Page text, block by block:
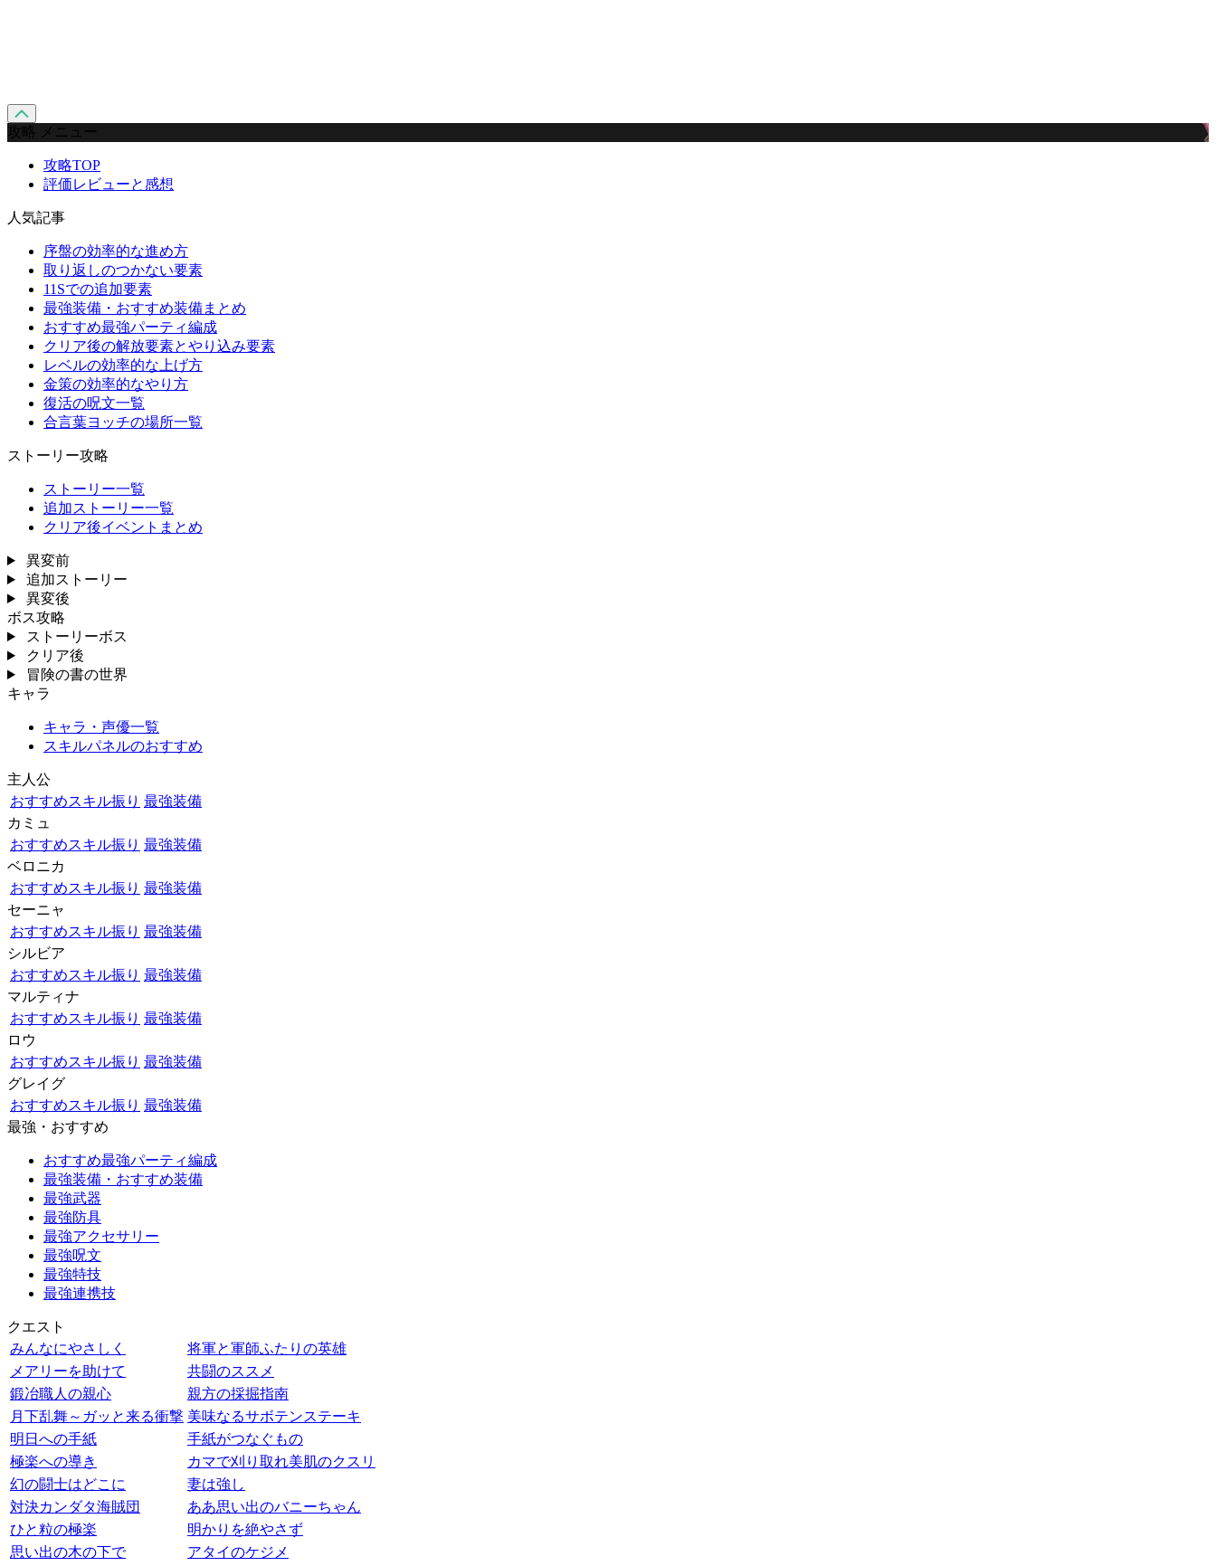
攻略 メニュー
攻略TOP
評価レビューと感想
人気記事
序盤の効率的な進め方
取り返しのつかない要素
11Sでの追加要素
最強装備・おすすめ装備まとめ
おすすめ最強パーティ編成
クリア後の解放要素とやり込み要素
レベルの効率的な上げ方
金策の効率的なやり方
復活の呪文一覧
合言葉ヨッチの場所一覧
ストーリー攻略
ストーリー一覧
追加ストーリー一覧
クリア後イベントまとめ
異変前
追加ストーリー
異変後
ボス攻略
ストーリーボス
クリア後
冒険の書の世界
キャラ
キャラ・声優一覧
スキルパネルのおすすめ
主人公
おすすめスキル振り 最強装備
カミュ
おすすめスキル振り 最強装備
ベロニカ
おすすめスキル振り 最強装備
セーニャ
おすすめスキル振り 最強装備
シルビア
おすすめスキル振り 最強装備
マルティナ
おすすめスキル振り 最強装備
ロウ
おすすめスキル振り 最強装備
グレイグ
おすすめスキル振り 最強装備
最強・おすすめ
おすすめ最強パーティ編成
最強装備・おすすめ装備
最強武器
最強防具
最強アクセサリー
最強呪文
最強特技
最強連携技
クエスト
みんなにやさしく
将軍と軍師ふたりの英雄
メアリーを助けて
共闘のススメ
鍛冶職人の親心
親方の採掘指南
月下乱舞～ガッと来る衝撃 美味なるサボテンステーキ
明日への手紙
手紙がつなぐもの
極楽への導き
カマで刈り取れ美肌のクスリ
幻の闘士はどこに
妻は強し
対決カンダタ海賊団
ああ思い出のバニーちゃん
ひと粒の極楽
明かりを絶やさず
思い出の木の下で
アタイのケジメ